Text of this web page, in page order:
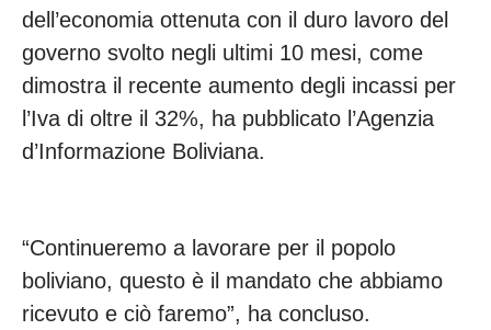
dell’economia ottenuta con il duro lavoro del
governo svolto negli ultimi 10 mesi, come
dimostra il recente aumento degli incassi per
l’Iva di oltre il 32%, ha pubblicato l’Agenzia
d’Informazione Boliviana.
“Continueremo a lavorare per il popolo
boliviano, questo è il mandato che abbiamo
ricevuto e ciò faremo”, ha concluso.